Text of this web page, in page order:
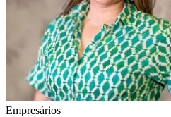
Empresários